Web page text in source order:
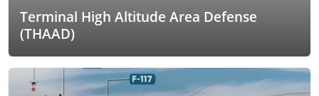
Terminal High Altitude Area Defense
(THAAD)